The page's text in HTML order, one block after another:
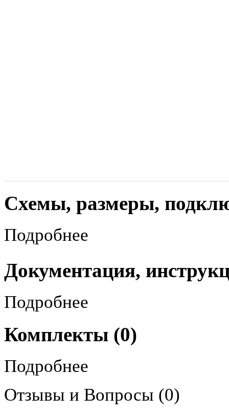
Схемы, размеры,
Подробнее
Документация,
Подробнее
Комплекты (0)
Подробнее
Отзывы и Вопросы (0)